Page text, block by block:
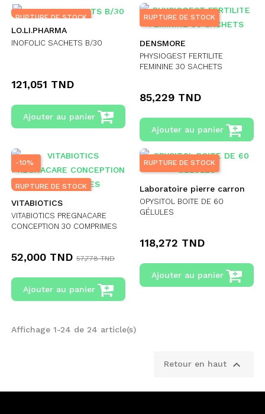
RUPTURE DE STOCK
LO.LI.PHARMA
INOFOLIC SACHETS B/30
121,051 TND
Ajouter au panier
RUPTURE DE STOCK
DENSMORE
PHYSIOGEST FERTILITE
FEMININE 30 SACHETS
85,229 TND
Ajouter au panier
-10%
RUPTURE DE STOCK
VITABIOTICS
VITABIOTICS PREGNACARE
CONCEPTION 30 COMPRIMES
52,000 TND 57,778 TND
Ajouter au panier
RUPTURE DE STOCK
Laboratoire pierre carron
OPYSITOL BOITE DE 60
GÉLULES
118,272 TND
Ajouter au panier
Affichage 1-24 de 24 article(s)
Retour en haut 